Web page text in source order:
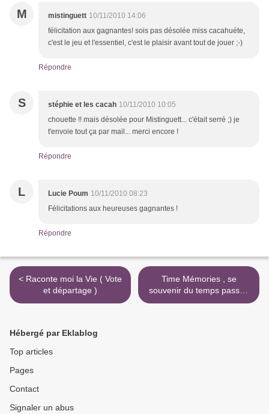
M mistinguett 10/11/2010 14:06
félicitation aux gagnantes! sois pas désolée miss cacahuéte,
c'est le jeu et l'essentiel, c'est le plaisir avant tout de jouer ;-)
Répondre
S stéphie et les cacah 10/11/2010 10:05
chouette !! mais désolée pour Mistinguett... c'était serré ;) je
t'envoie tout ça par mail... merci encore !
Répondre
L Lucie Poum 10/11/2010 08:23
Félicitations aux heureuses gagnantes !
Répondre
< Raconte moi la Vie ( Vote
et départage )
Time Mémories , se
souvenir du temps passé [
jeu ] >
Hébergé par Eklablog
Top articles
Pages
Contact
Signaler un abus